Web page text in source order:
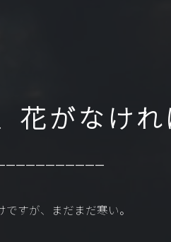
花がなけ
すが、まだまだ寒い。